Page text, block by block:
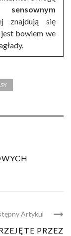
sensownym
znajdują się
bowiem we
Artykul
PRZEZ